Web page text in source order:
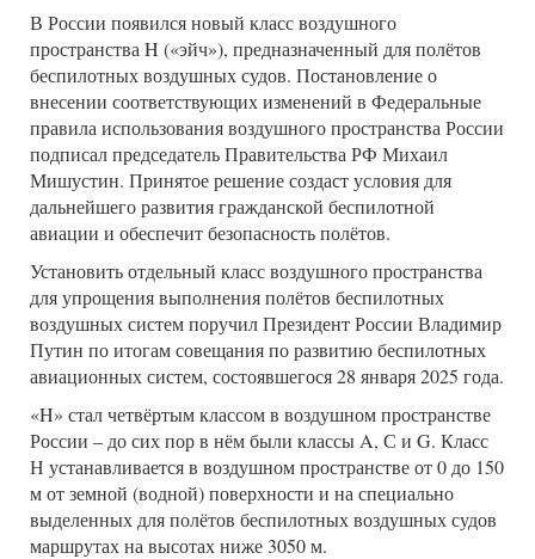
В России появился новый класс воздушного
пространства H («эйч»), предназначенный для полётов
беспилотных воздушных судов. Постановление о
внесении соответствующих изменений в Федеральные
правила использования воздушного пространства России
подписал председатель Правительства РФ Михаил
Мишустин. Принятое решение создаст условия для
дальнейшего развития гражданской беспилотной
авиации и обеспечит безопасность полётов.
Установить отдельный класс воздушного пространства
для упрощения выполнения полётов беспилотных
воздушных систем поручил Президент России Владимир
Путин по итогам совещания по развитию беспилотных
авиационных систем, состоявшегося 28 января 2025 года.
«H» стал четвёртым классом в воздушном пространстве
России – до сих пор в нём были классы A, С и G. Класс
Н устанавливается в воздушном пространстве от 0 до 150
м от земной (водной) поверхности и на специально
выделенных для полётов беспилотных воздушных судов
маршрутах на высотах ниже 3050 м.